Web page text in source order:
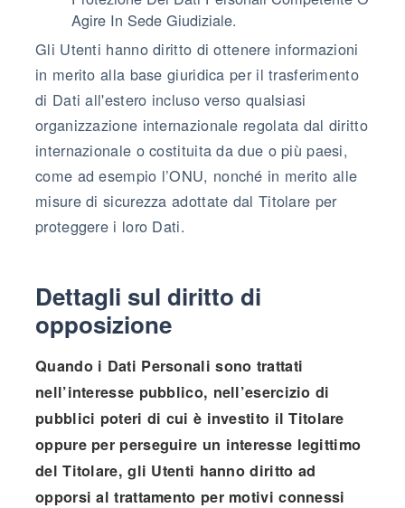
Agire In Sede Giudiziale.
Gli Utenti hanno diritto di ottenere informazioni
in merito alla base giuridica per il trasferimento
di Dati all'estero incluso verso qualsiasi
organizzazione internazionale regolata dal diritto
internazionale o costituita da due o più paesi,
come ad esempio l’ONU, nonché in merito alle
misure di sicurezza adottate dal Titolare per
proteggere i loro Dati.
Dettagli sul diritto di
opposizione
Quando i Dati Personali sono trattati
nell’interesse pubblico, nell’esercizio di
pubblici poteri di cui è investito il Titolare
oppure per perseguire un interesse legittimo
del Titolare, gli Utenti hanno diritto ad
opporsi al trattamento per motivi connessi